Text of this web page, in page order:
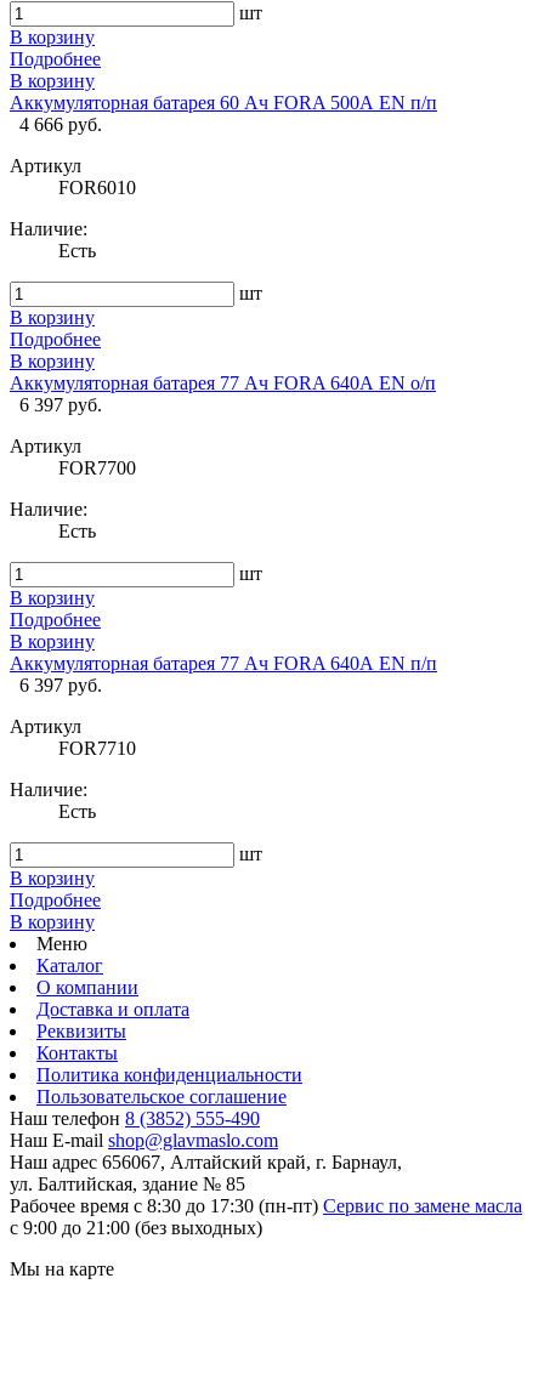
шт
В корзину
Подробнее
В корзину
Аккумуляторная батарея 60 Ач FORA 500А EN п/п
4 666 руб.
Артикул
FOR6010
Наличие:
Есть
шт
В корзину
Подробнее
В корзину
Аккумуляторная батарея 77 Ач FORA 640А EN о/п
6 397 руб.
Артикул
FOR7700
Наличие:
Есть
шт
В корзину
Подробнее
В корзину
Аккумуляторная батарея 77 Ач FORA 640А EN п/п
6 397 руб.
Артикул
FOR7710
Наличие:
Есть
шт
В корзину
Подробнее
В корзину
Меню
Каталог
О компании
Доставка и оплата
Реквизиты
Контакты
Политика конфиденциальности
Пользовательское соглашение
Наш телефон 8 (3852) 555-490
Наш E-mail shop@glavmaslo.com
Наш адрес 656067, Алтайский край, г. Барнаул,
ул. Балтийская, здание № 85
Рабочее время с 8:30 до 17:30 (пн-пт) Сервис по замене масла
с 9:00 до 21:00 (без выходных)
Мы на карте